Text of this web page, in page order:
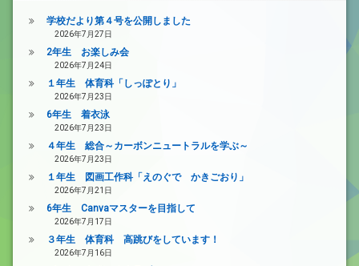
学校だより第４号を公開しました
2026年7月27日
2年生 お楽しみ会
2026年7月24日
１年生 体育科「しっぽとり」
2026年7月23日
6年生 着衣泳
2026年7月23日
４年生 総合～カーボンニュートラルを学ぶ～
2026年7月23日
１年生 図画工作科「えのぐで かきごおり」
2026年7月21日
6年生 Canvaマスターを目指して
2026年7月17日
３年生 体育科 高跳びをしています！
2026年7月16日